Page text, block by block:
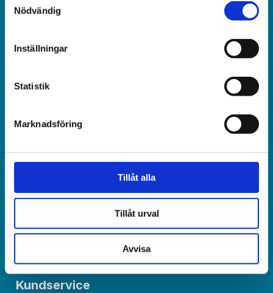
Nödvändig
Inställningar
Statistik
Marknadsföring
Tillåt alla
Tillåt urval
Avvisa
018-430 40 00
Kundservice:
(kl 10–12, 14–16)
Redaktionen:
Världen idag, Box 6015
Om Världen idag
Kundservice